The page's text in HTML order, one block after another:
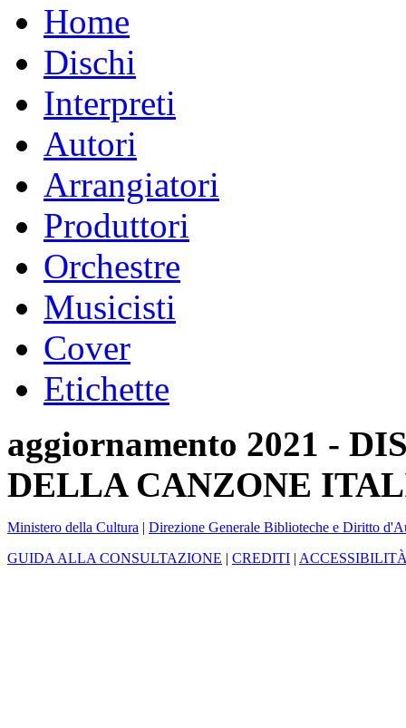
Home
Dischi
Interpreti
Autori
Arrangiatori
Produttori
Orchestre
Musicisti
Cover
Etichette
aggiornamento 2021 -
DELLA CANZONE
Ministero della Cultura | Direzione Generale Biblioteche e Diritto
GUIDA ALLA CONSULTAZIONE | CREDITI |